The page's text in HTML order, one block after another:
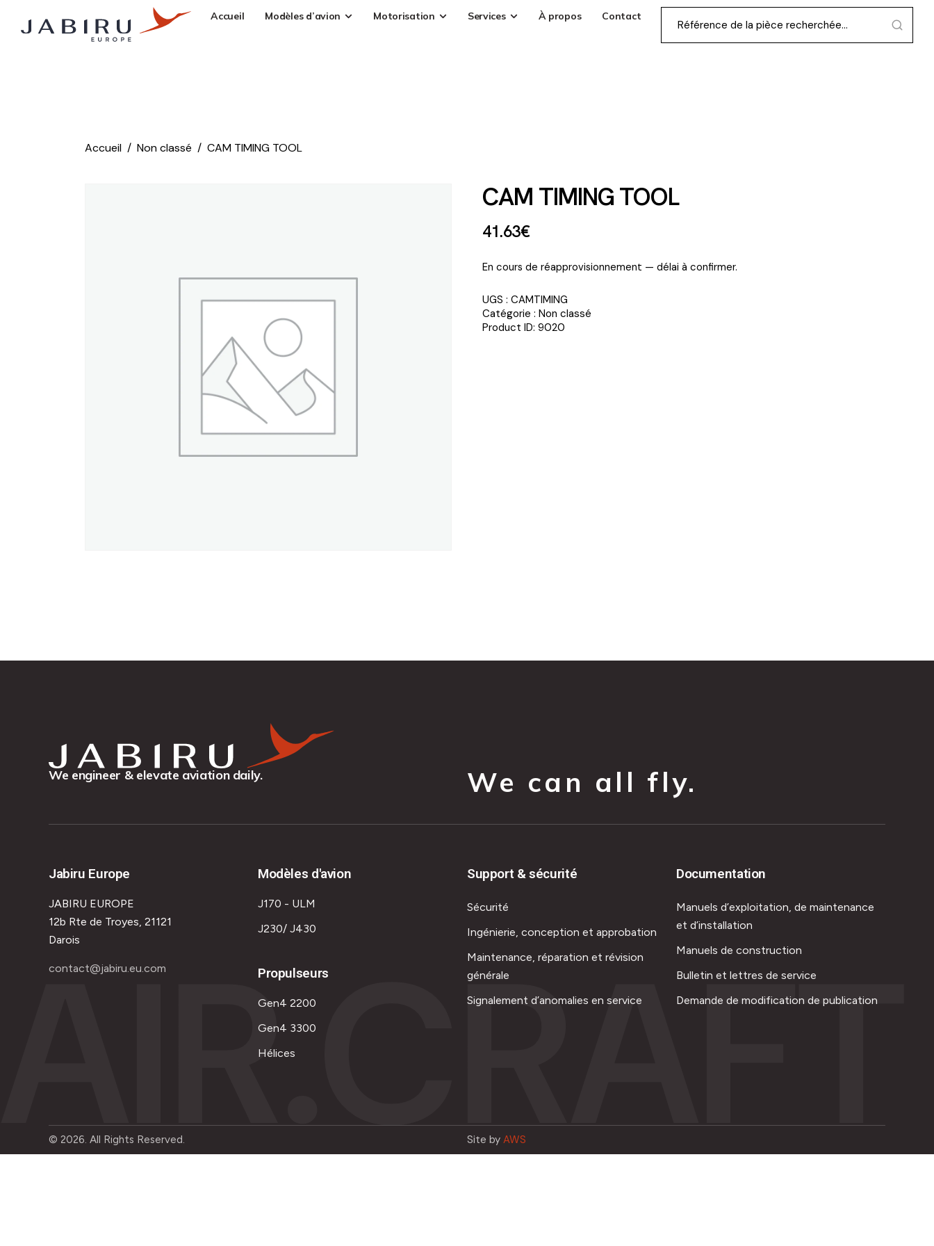
Accueil Modèles d’avion Motorisation Services À propos Contact
Accueil Non classé CAM TIMING TOOL
CAM TIMING TOOL
41.63€
En cours de réapprovisionnement — délai à confirmer.
UGS : CAMTIMING
Catégorie : Non classé
Product ID: 9020
We engineer & elevate aviation daily. We can all fly.
Jabiru Europe
JABIRU EUROPE
12b Rte de Troyes, 21121
Darois
contact@jabiru.eu.com
Modèles d'avion
J170 - ULM
J230/ J430
Propulseurs
Gen4 2200
Gen4 3300
Hélices
Support & sécurité
Sécurité
Ingénierie, conception et approbation
Maintenance, réparation et révision
générale
Signalement d’anomalies en service
Documentation
Manuels d’exploitation, de maintenance
et d’installation
Manuels de construction
Bulletin et lettres de service
Demande de modification de publication
AIR.CRAFT
© 2026. All Rights Reserved. Site by AWS